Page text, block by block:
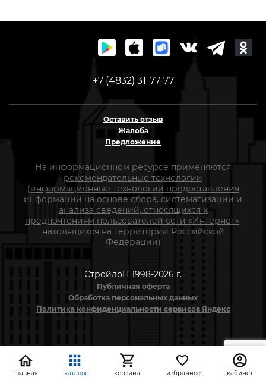
+7 (4832) 31-77-77
Оставить отзыв
Жалоба
Предложение
На информационном ресурсе применяются
рекомендательные технологии
(информационные технологии предоставления
информации на основе сбора, систематизации и
анализа сведений, относящихся к
предпочтениям пользователей сети «Интернет»,
находящихся на территории Российской
Федерации)
СтройлоН 1998-2026 г.
Публичная оферта
Обработка персональных данных
Политика конфиденциальности сервисов Яндекс
главная каталог корзина избранное кабинет